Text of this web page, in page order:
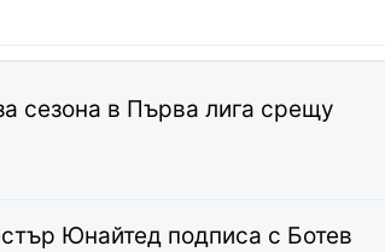
сезона в Първа лига срещу
Юнайтед подписа с Ботев